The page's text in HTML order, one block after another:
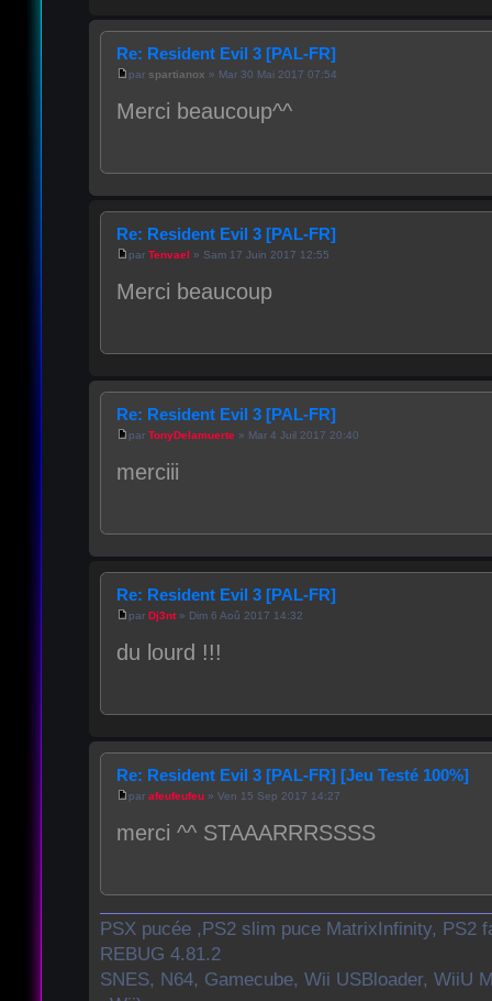
Re: Resident Evil 3 [PAL-FR]
par spartianox » Mar 30 Mai 2017 07:54
Merci beaucoup^^
Re: Resident Evil 3 [PAL-FR]
par Tenvael » Sam 17 Juin 2017 12:55
Merci beaucoup
Re: Resident Evil 3 [PAL-FR]
par TonyDelamuerte» Mar 4 Juil 2017 20:40
merciii
Re: Resident Evil 3 [PAL-FR]
par Dj3nt» Dim 6 Aoû 2017 14:32
du lourd !!!
Re: Resident Evil 3 [PAL-FR] [Jeu Testé 100%]
par afeufeufeu» Ven 15 Sep 2017 14:27
merci ^^ STAAARRRSSSS
PSX pucée ,PS2 slim puce MatrixInfinity, PS2
REBUG 4.81.2
SNES, N64, Gamecube, Wii USBloader, WiiU